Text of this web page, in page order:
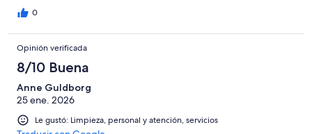
0
Opinión verificada
8/10 Buena
Anne Guldborg
25 ene. 2026
Le gustó: Limpieza, personal y atención, servicios